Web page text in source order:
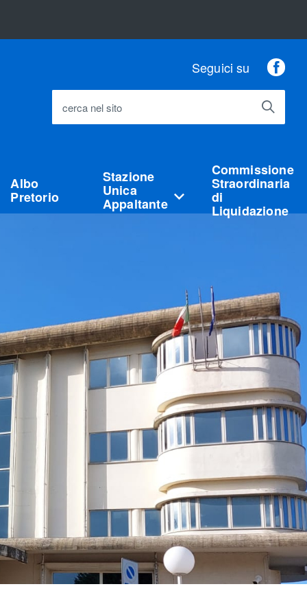
Seguici su
cerca nel sito
Albo
Pretorio
Stazione
Unica
Appaltante
Commissione
Straordinaria
di
Liquidazione